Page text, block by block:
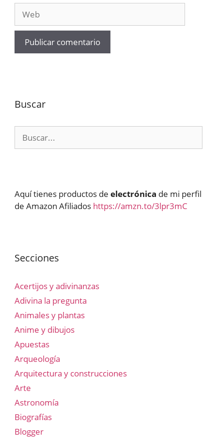
Buscar
Aquí tienes productos de electrónica de mi perfil
de Amazon Afiliados https://amzn.to/3lpr3mC
Secciones
Acertijos y adivinanzas
Adivina la pregunta
Animales y plantas
Anime y dibujos
Apuestas
Arqueología
Arquitectura y construcciones
Arte
Astronomía
Biografías
Blogger